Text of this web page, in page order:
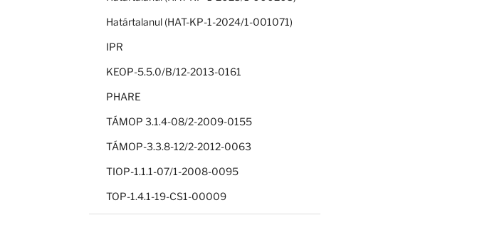
Határtalanul (HAT-KP-1-2024/1-001071)
IPR
KEOP-5.5.0/B/12-2013-0161
PHARE
TÁMOP 3.1.4-08/2-2009-0155
TÁMOP-3.3.8-12/2-2012-0063
TIOP-1.1.1-07/1-2008-0095
TOP-1.4.1-19-CS1-00009